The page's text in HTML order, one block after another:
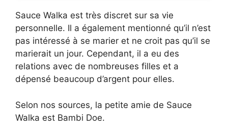
Sauce Walka est très discret sur sa vie
personnelle. Il a également mentionné qu’il n’est
pas intéressé à se marier et ne croit pas qu’il se
marierait un jour. Cependant, il a eu des
relations avec de nombreuses filles et a
dépensé beaucoup d’argent pour elles.
Selon nos sources, la petite amie de Sauce
Walka est Bambi Doe.